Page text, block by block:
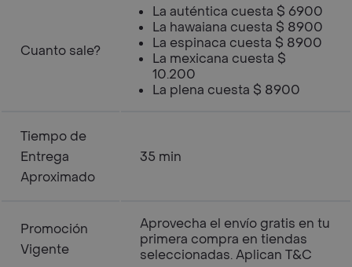
Cuanto sale?
La auténtica cuesta $ 6900
La hawaiana cuesta $ 8900
La espinaca cuesta $ 8900
La mexicana cuesta $
10.200
La plena cuesta $ 8900
Tiempo de
Entrega
Aproximado
35 min
Promoción
Vigente
Aprovecha el envío gratis en tu
primera compra en tiendas
seleccionadas. Aplican T&C